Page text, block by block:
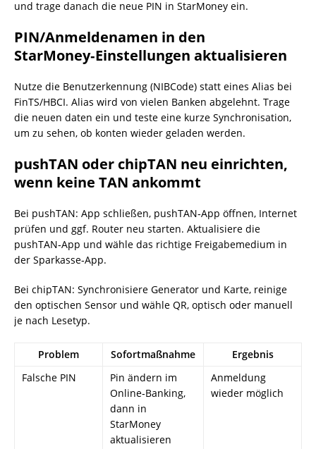
und trage danach die neue PIN in StarMoney ein.
PIN/Anmeldenamen in den
StarMoney‑Einstellungen aktualisieren
Nutze die Benutzerkennung (NIBCode) statt eines Alias bei
FinTS/HBCI. Alias wird von vielen Banken abgelehnt. Trage
die neuen daten ein und teste eine kurze Synchronisation,
um zu sehen, ob konten wieder geladen werden.
pushTAN oder chipTAN neu einrichten,
wenn keine TAN ankommt
Bei pushTAN: App schließen, pushTAN‑App öffnen, Internet
prüfen und ggf. Router neu starten. Aktualisiere die
pushTAN‑App und wähle das richtige Freigabemedium in
der Sparkasse‑App.
Bei chipTAN: Synchronisiere Generator und Karte, reinige
den optischen Sensor und wähle QR, optisch oder manuell
je nach Lesetyp.
Problem Sofortmaßnahme
Ergebnis
Falsche PIN
Pin ändern im
Online‑Banking,
dann in
StarMoney
aktualisieren
Anmeldung
wieder möglich